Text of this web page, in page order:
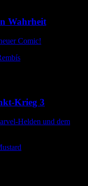
Wahrheit
Comic!
Krieg 3
Helden und dem